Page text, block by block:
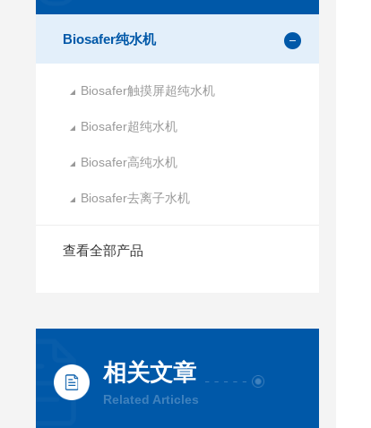
Biosafer纯水机
Biosafer触摸屏超纯水机
Biosafer超纯水机
Biosafer高纯水机
Biosafer去离子水机
查看全部产品
相关文章
Related Articles